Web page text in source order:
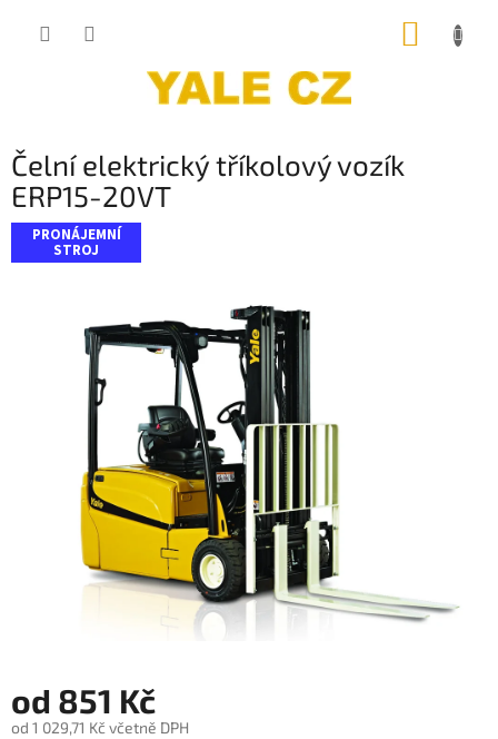
Čelní elektrický tříkolový vozík
ERP15-20VT
PRONÁJEMNÍ
STROJ
od 851 Kč
od 1 029,71 Kčvčetně DPH